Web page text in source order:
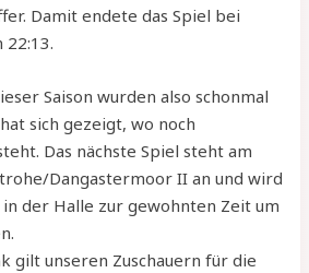
Damit endete das Spiel bei
22:13.
Saison wurden also schonmal
sich gezeigt, wo noch
Das nächste Spiel steht am
Dangastermoor II an und wird
der Halle zur gewohnten Zeit um
gilt unseren Zuschauern für die